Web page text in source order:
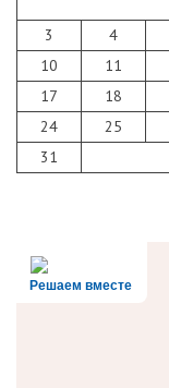
3
4
10
11
17
18
24
25
31
Решаем вместе